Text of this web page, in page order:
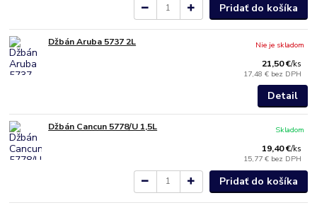
Pridať do košíka
Džbán Aruba 5737 2L
21,50 €/ks
17,48 € bez DPH
Nie je skladom
Detail
Džbán Cancun 5778/U 1,5L
19,40 €/ks
15,77 € bez DPH
Skladom
Pridať do košíka